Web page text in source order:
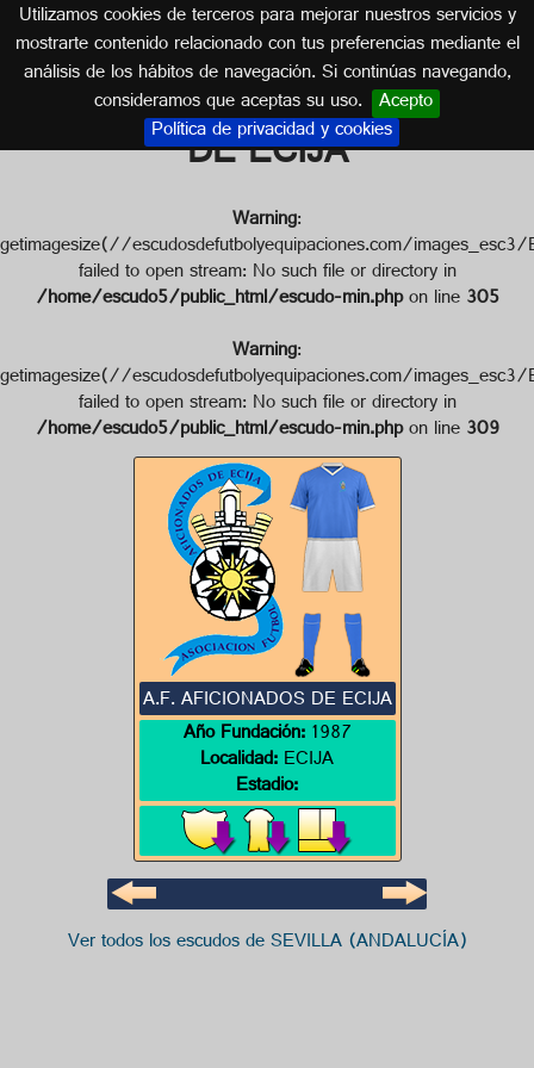
Utilizamos cookies de terceros para mejorar nuestros servicios y
mostrarte contenido relacionado con tus preferencias mediante el
análisis de los hábitos de navegación. Si continúas navegando,
consideramos que aceptas su uso. Acepto
Política de privacidad y cookies
Escudo de A.F. AFICIONADOS
DE ECIJA
SEVILLA (ANDALUCÍA)
Warning:
getimagesize(//escudosdefutbolyequipaciones.com/
failed to open stream: No such file or directory in
/home/escudo5/public_html/escudo-min.phpon line305
Warning:
getimagesize(//escudosdefutbolyequipaciones.com/
failed to open stream: No such file or directory in
/home/escudo5/public_html/escudo-min.phpon line309
A.F. AFICIONADOS DE ECIJA
Año Fundación:1987
Localidad:ECIJA
Estadio:
Ver todos los escudos de SEVILLA (ANDALUCÍA)